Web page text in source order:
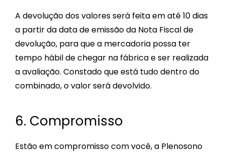
A devolução dos valores será feita em até 10 dias
a partir da data de emissão da Nota Fiscal de
devolução, para que a mercadoria possa ter
tempo hábil de chegar na fábrica e ser realizada
a avaliação. Constado que está tudo dentro do
combinado, o valor será devolvido.
6. Compromisso
Estão em compromisso com você, a Plenosono